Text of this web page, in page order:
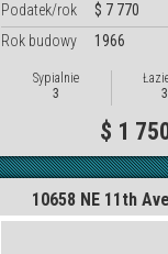
Podatek/rok
$ 7 770
Rok budowy
1966
Sypialnie
3
3
$ 1
10658 NE 11th